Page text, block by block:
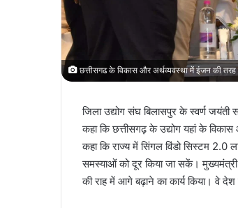
छत्तीसगढ के विकास और अर्थव्यवस्था में इंजन की तरह
जिला उद्योग संघ बिलासपुर के स्वर्ण
कहा कि छत्तीसगढ़ के उद्योग यहां के
कहा कि राज्य में सिंगल विंडो सिस्टम 2.0
समस्याओं को दूर किया जा सकें। मुख्यमंत्री
की राह में आगे बढ़ाने का कार्य किया। वे देश